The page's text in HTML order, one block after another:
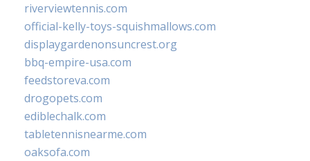
riverviewtennis.com
official-kelly-toys-squishmallows.com
displaygardenonsuncrest.org
bbq-empire-usa.com
feedstoreva.com
drogopets.com
ediblechalk.com
tabletennisnearme.com
oaksofa.com